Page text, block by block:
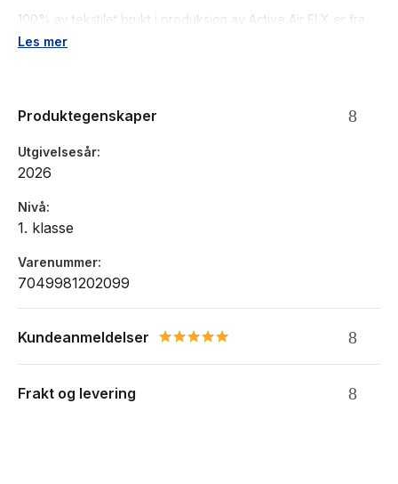
100% av tekstilet brukt i produksjon av Active Air FLX er fra
43 resirkulerte plastflasker.
Utvendig rom for drikkeflaske, paraply etc.
Regntrekk i sidelomme
Egen lomme inni sekken til nettbrett
Vannavvisende og resirkulert materiale
Ekspansjon på 5 liter
Egen plass til pennal i lokket
Vanntette glidelåslommer på topplomme og hovedrom
Les mer
Produktegenskaper
Utgivelsesår
2026
Nivå
1. klasse
Varenummer
7049981202099
Kundeanmeldelser 5.0 star rating
Frakt og levering